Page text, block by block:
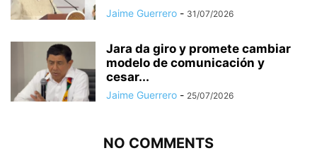
Jaime Guerrero - 31/07/2026
Jara da giro y promete cambiar
modelo de comunicación y
cesar...
Jaime Guerrero - 25/07/2026
NO COMMENTS